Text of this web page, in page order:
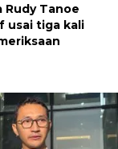
Rudy Tanoe
usai tiga kali